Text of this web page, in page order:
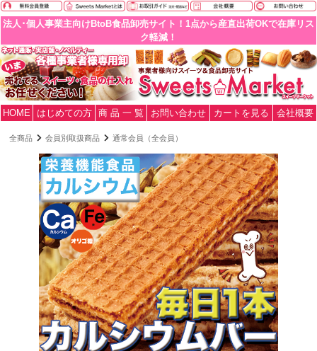
法人･個人事業主向けBtoB食品卸売サイト！1点から産直出荷OKで在庫リス
ク軽減！
HOME はじめての方 商 品 一 覧 お問い合わせ カートを見る 会社概要
全商品 会員別取扱商品 通常会員（全会員）